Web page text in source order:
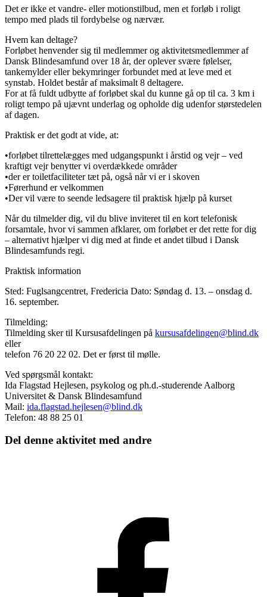
Det er ikke et vandre- eller motionstilbud, men et forløb i roligt
tempo med plads til fordybelse og nærvær.
Hvem kan deltage?
Forløbet henvender sig til medlemmer og aktivitetsmedlemmer af
Dansk Blindesamfund over 18 år, der oplever svære følelser,
tankemylder eller bekymringer forbundet med at leve med et
synstab. Holdet består af maksimalt 8 deltagere.
For at få fuldt udbytte af forløbet skal du kunne gå op til ca. 3 km i
roligt tempo på ujævnt underlag og opholde dig udenfor størstedelen
af dagen.
Praktisk er det godt at vide, at:
•forløbet tilrettelægges med udgangspunkt i årstid og vejr – ved
kraftigt vejr benytter vi overdækkede områder
•der er toiletfaciliteter tæt på, også når vi er i skoven
•Førerhund er velkommen
•Der vil være to seende ledsagere til praktisk hjælp på kurset
Når du tilmelder dig, vil du blive inviteret til en kort telefonisk
forsamtale, hvor vi sammen afklarer, om forløbet er det rette for dig
– alternativt hjælper vi dig med at finde et andet tilbud i Dansk
Blindesamfunds regi.
Praktisk information
Sted: Fuglsangcentret, Fredericia Dato: Søndag d. 13. – onsdag d.
16. september.
Tilmelding:
Tilmelding sker til Kursusafdelingen på kursusafdelingen@blind.dk
eller
telefon 76 20 22 02. Det er først til mølle.
Ved spørgsmål kontakt:
Ida Flagstad Hejlesen, psykolog og ph.d.-studerende Aalborg
Universitet & Dansk Blindesamfund
Mail: ida.flagstad.hejlesen@blind.dk
Telefon: 48 88 25 01
Del denne aktivitet med andre